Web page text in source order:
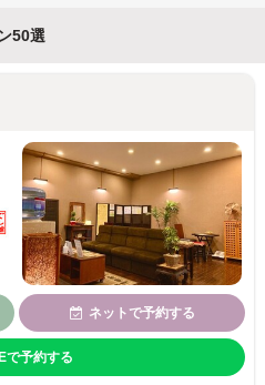
50選
ネットで予約する
で予約する